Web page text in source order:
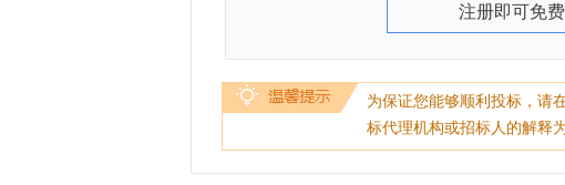
注册即可免
为保证您能够顺利投标，请
标代理机构或招标人的解释为